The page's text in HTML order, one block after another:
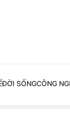
ĐỜI SỐNGCÔNG